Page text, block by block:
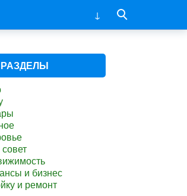
РАЗДЕЛЫ
и бизнес
и ремонт